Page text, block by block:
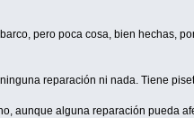
pero poca cosa, bien hechas,
reparación ni nada. Tiene
aunque alguna reparación pueda